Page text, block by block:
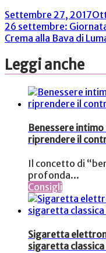
Settembre 27, 2017
Navigazione
articoli
26 settembre:
Crema alla Bava di
Leggi anche
Benessere
riprendere il
Il concetto di
profonda...
Consigli
Sigaretta
sigaretta classica